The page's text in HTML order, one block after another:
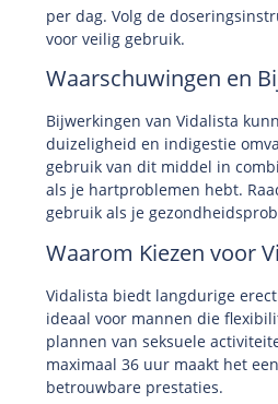
per dag. Volg de
voor veilig gebruik.
Waarschuwingen en
Bijwerkingen van Vidalista
duizeligheid en indigestie
gebruik van dit middel in
als je hartproblemen hebt.
gebruik als je
Waarom Kiezen voor
Vidalista biedt langdurige
ideaal voor mannen die
plannen van seksuele
maximaal 36 uur maakt het
betrouwbare prestaties.